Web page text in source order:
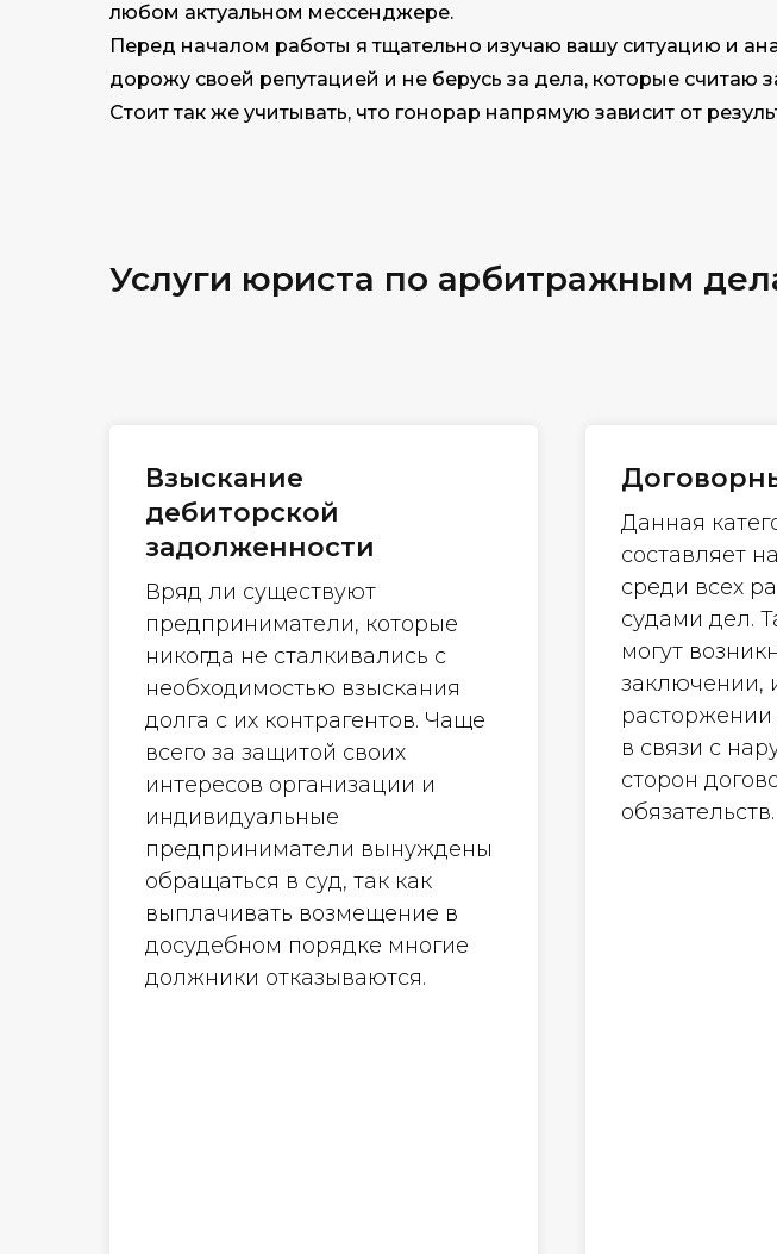
любом актуальном мессенджере.
Перед началом работы я тщательно изучаю вашу ситуацию и
дорожу своей репутацией и не берусь за дела, которые
Стоит так же учитывать, что гонорар напрямую зависит от
Услуги юриста по арбитражным
Взыскание
дебиторской
задолженности
Вряд ли существуют
предприниматели, которые
никогда не сталкивались с
необходимостью взыскания
долга с их контрагентов. Чаще
всего за защитой своих
интересов организации и
индивидуальные
предприниматели вынуждены
обращаться в суд, так как
выплачивать возмещение в
досудебном порядке многие
должники отказываются.
Данная
составляет
среди всех
судами дел.
могут
заключении,
расторжении
в связи с
сторон
обязательств.